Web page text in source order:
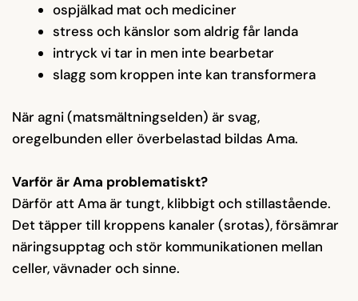
ospjälkad mat och mediciner
stress och känslor som aldrig får landa
intryck vi tar in men inte bearbetar
slagg som kroppen inte kan transformera
När agni (matsmältningselden) är svag,
oregelbunden eller överbelastad bildas Ama.
Varför är Ama problematiskt?
Därför att Ama är tungt, klibbigt och stillastående.
Det täpper till kroppens kanaler (srotas), försämrar
näringsupptag och stör kommunikationen mellan
celler, vävnader och sinne.